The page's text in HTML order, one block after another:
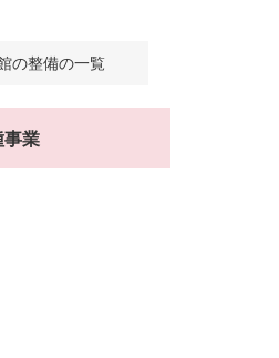
の整備の一覧
事業